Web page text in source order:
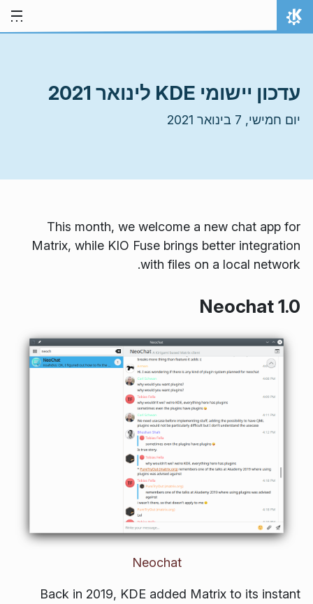
דילוג לתוכן
אתר הבית
עדכון יישומי KDE לינואר 2021
יום חמישי, 7 בינואר 2021
This month, we welcome a new chat app for
Matrix, while KIO Fuse brings better integration
with files on a local network.
Neochat 1.0
Neochat
Back in 2019, KDE added Matrix to its instant